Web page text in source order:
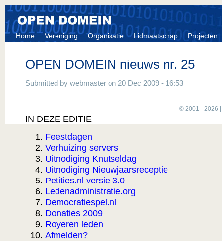
Home Vereniging Organisatie Lidmaatschap Projecten
OPEN DOMEIN nieuws nr. 25
Submitted by webmaster on 20 Dec 2009 - 16:53
IN DEZE EDITIE
Feestdagen
Verhuizing servers
Uitnodiging Knutseldag
Uitnodiging Nieuwjaarsreceptie
Petities.nl versie 3.0
Ledenadministratie.org
Democratiespel.nl
Donaties 2009
Royeren leden
Afmelden?
© 2001 - 2026